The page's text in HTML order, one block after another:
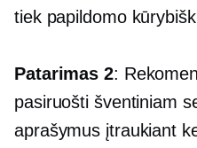
tiek papildomo
Patarimas 2:
pasiruošti šventiniam
aprašymus įtraukiant